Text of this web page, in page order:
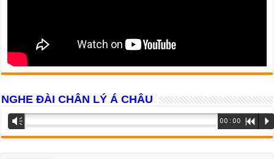
NGHE ĐÀI CHÂN LÝ Á CHÂU
Trình
phát
âm
Vm 00:00 R P